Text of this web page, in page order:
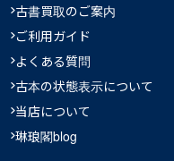
古書買取のご案内
ご利用ガイド
よくある質問
古本の状態表示について
当店について
琳琅閣blog